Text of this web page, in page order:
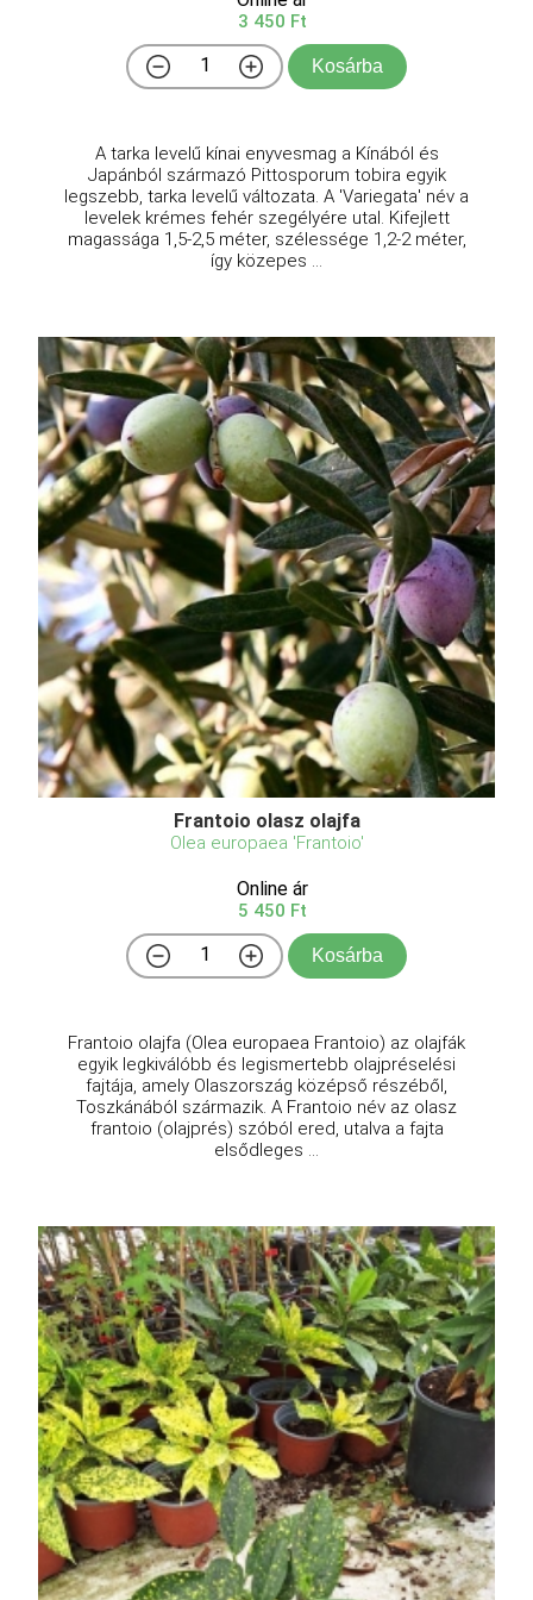
3 450 Ft
Kosárba
A tarka levelű kínai enyvesmag a Kínából és
Japánból származó Pittosporum tobira egyik
legszebb, tarka levelű változata. A 'Variegata' név a
levelek krémes fehér szegélyére utal. Kifejlett
magassága 1,5-2,5 méter, szélessége 1,2-2 méter,
így közepes ...
Frantoio olasz olajfa
Olea europaea 'Frantoio'
Online ár
5 450 Ft
Kosárba
Frantoio olajfa (Olea europaea Frantoio) az olajfák
egyik legkiválóbb és legismertebb olajpréselési
fajtája, amely Olaszország középső részéből,
Toszkánából származik. A Frantoio név az olasz
frantoio (olajprés) szóból ered, utalva a fajta
elsődleges ...